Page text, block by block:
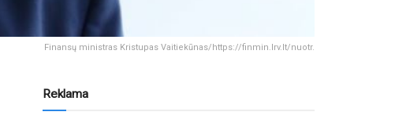
Finansų ministras Kristupas Vaitiekūnas/https://finmin.lrv.lt/nuotr.
Reklama